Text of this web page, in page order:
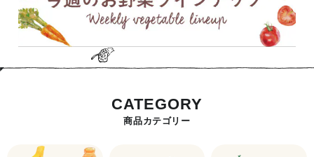
CATEGORY
商品カテゴリー